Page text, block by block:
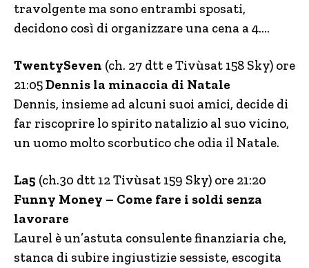
travolgente ma sono entrambi sposati,
decidono così di organizzare una cena a 4….
TwentySeven (ch. 27 dtt e Tivùsat 158 Sky) ore
21:05Dennis la minaccia di Natale
Dennis, insieme ad alcuni suoi amici, decide di
far riscoprire lo spirito natalizio al suo vicino,
un uomo molto scorbutico che odia il Natale.
La5 (ch.30 dtt 12 Tivùsat 159 Sky) ore 21:20
Funny Money – Come fare i soldi senza
lavorare
Laurel è un’astuta consulente finanziaria che,
stanca di subire ingiustizie sessiste, escogita